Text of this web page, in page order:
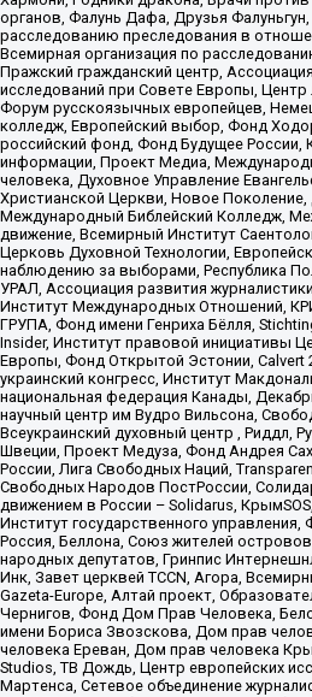
органов, Фалунь Дафа, Друзья Фалуньгун,
расследованию преследования в
Всемирная организация по
Пражский гражданский центр,
исследований при Совете Европы,
Форум русскоязычных европейцев,
колледж, Европейский выбор, Фонд
российский фонд, Фонд Будущее России,
информации, Проект Медиа,
человека, Духовное Управление
Христианской Церкви, Новое
Международный Библейский Колледж,
движение, Всемирный Институт
Церковь Духовной Технологии,
наблюдению за выборами, Республика
УРАЛ, Ассоциация развития
Институт Международных Отношений,
ГРУПА, Фонд имени Генриха Бёлля,
Insider, Институт правовой инициативы
Европы, Фонд Открытой Эстонии, Calvert
украинский конгресс, Институт
национальная федерация Канады,
научный центр им Вудро Вильсона,
Всеукраинский духовный центр , Риддл,
Швеции, Проект Медуза, Фонд Андрея
России, Лига Свободных Наций,
Свободных Народов ПостРоссии,
движением в России – Solidarus,
Институт государственного
Россия, Беллона, Союз жителей
народных депутатов, Гринпис
Инк, Завет церквей TCCN, Агора,
Gazeta-Europe, Алтай проект,
Чернигов, Фонд Дом Прав Человека,
имени Бориса Звозскова, Дом прав
человека Ереван, Дом прав человека
Studios, ТВ Дождь, Центр европейских
Мартенса, Сетевое объединение